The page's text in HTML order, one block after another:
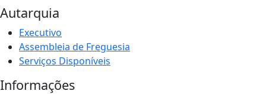
Autarquia
Executivo
Assembleia de Freguesia
Serviços Disponíveis
Informações